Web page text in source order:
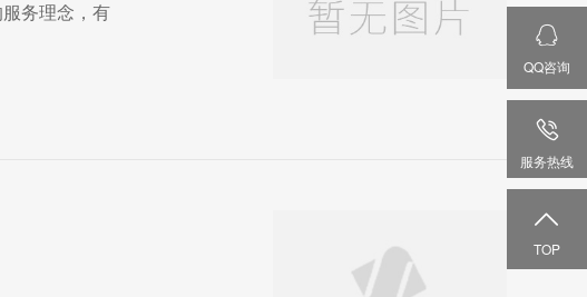

QQ咨询
服务热线

TOP
务理念，有